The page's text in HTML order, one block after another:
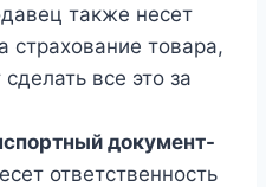
также несет
страхование товара,
все это за
документ-
ответственность